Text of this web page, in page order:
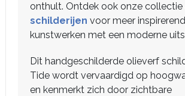
onthult. Ontdek ook onze collectie
schilderijen voor meer
kunstwerken met een moderne
Dit handgeschilderde olieverf
Tide wordt vervaardigd op
en kenmerkt zich door zichtbare